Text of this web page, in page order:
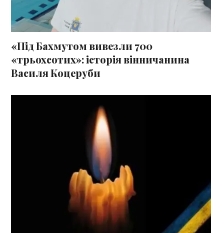
«Під Бахмутом вивезли 700
«трьохсотих»: історія вінничанина
Василя Коцеруби